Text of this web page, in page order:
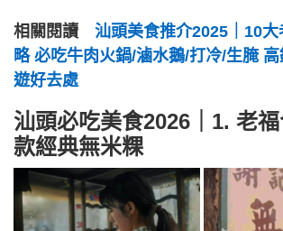
相關閱讀 汕頭美食推介2025｜10
略 必吃牛肉火鍋/滷水鵝/打冷/生腌
遊好去處
汕頭必吃美食2026｜1. 老
款經典無米粿